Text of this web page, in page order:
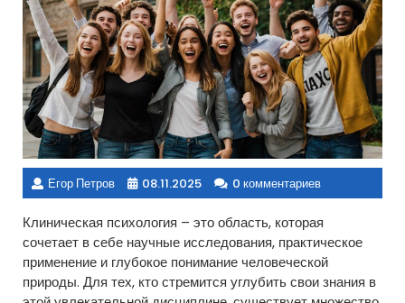
Егор Петров 08.11.2025 0 комментариев
Клиническая психология – это область, которая
сочетает в себе научные исследования, практическое
применение и глубокое понимание человеческой
природы. Для тех, кто стремится углубить свои знания в